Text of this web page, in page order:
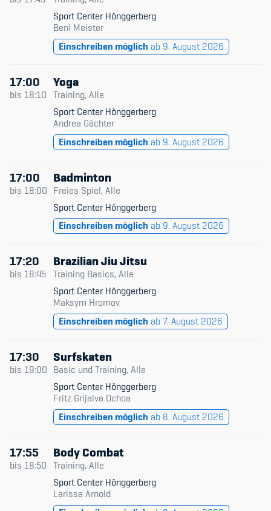
Sport Center Hönggerberg
Beni Meister
Einschreiben möglich ab 9. August 2026
17:00
bis 18:10
Yoga
Training, Alle
Sport Center Hönggerberg
Andrea Gächter
Einschreiben möglich ab 9. August 2026
17:00
bis 18:00
Badminton
Freies Spiel, Alle
Sport Center Hönggerberg
Einschreiben möglich ab 9. August 2026
17:20
bis 18:45
Brazilian Jiu Jitsu
Training Basics, Alle
Sport Center Hönggerberg
Maksym Hromov
Einschreiben möglich ab 7. August 2026
17:30
bis 19:00
Surfskaten
Basic und Training, Alle
Sport Center Hönggerberg
Fritz Grijalva Ochoa
Einschreiben möglich ab 8. August 2026
17:55
bis 18:50
Body Combat
Training, Alle
Sport Center Hönggerberg
Larissa Arnold